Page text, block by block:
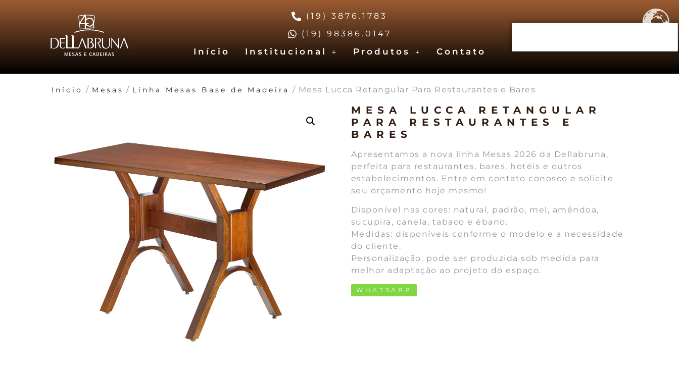
(19) 3876.1783
(19) 98386.0147
Início Institucional Produtos Contato
Início / Mesas / Linha Mesas Base de Madeira / Mesa Lucca Retangular Para Restaurantes e Bares
MESA LUCCA RETANGULAR
PARA RESTAURANTES E
BARES
Apresentamos a nova linha Mesas 2026 da Dellabruna,
perfeita para restaurantes, bares, hotéis e outros
estabelecimentos. Entre em contato conosco e solicite
seu orçamento hoje mesmo!
Disponível nas cores: natural, padrão, mel, amêndoa,
sucupira, canela, tabaco e ébano.
Medidas: disponíveis conforme o modelo e a necessidade
do cliente.
Personalização: pode ser produzida sob medida para
melhor adaptação ao projeto do espaço.
WHATSAPP